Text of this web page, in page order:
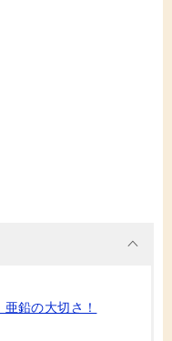
鉛の大切さ！